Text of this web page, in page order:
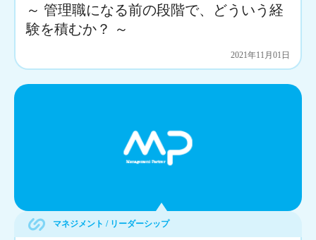
～ 管理職になる前の段階で、どういう経
験を積むか？ ～
2021年11月01日
マネジメント / リーダーシップ